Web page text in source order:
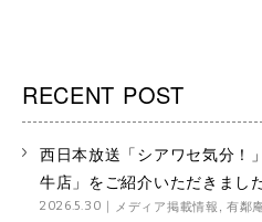
RECENT POST
西日本放送「シアワセ気分！
牛店」をご紹介いただきまし
2026.5.30 メディア掲載情報,有鄰